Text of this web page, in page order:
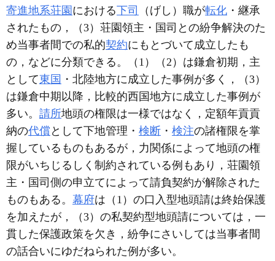
寄進地系荘園における下司 （げし）職が転化 ・継承
されたもの，（3）荘園領主・国司との紛争解決のた
め当事者間での私的契約にもとづいて成立したも
の，などに分類できる。（1）（2）は鎌倉初期，主
として東国 ・北陸地方に成立した事例が多く，（3）
は鎌倉中期以降，比較的西国地方に成立した事例が
多い。 請所地頭の権限は一様ではなく，定額年貢貢
納の代償 として下地管理・ 検断 ・ 検注の諸権限を掌
握しているものもあるが，力関係によって地頭の権
限がいちじるしく制約されている例もあり，荘園領
主・国司側の申立てによって請負契約が解除された
ものもある。 幕府は（1）の口入型地頭請は終始保護
を加えたが，（3）の私契約型地頭請については，一
貫した保護政策を欠き，紛争にさいしては当事者間
の話合いにゆだねられた例が多い。